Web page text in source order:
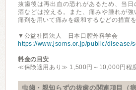
抜歯後は再出血の恐れがあるため、当日
酒などは控える。また、痛みや腫れが強
痛剤を用いて痛みを緩和するなどの措置を
▼公益社団法人 日本口腔外科学会
https://www.jsoms.or.jp/public/disease/
料金の目安
≪保険適用あり≫ 1,500円～10,000円程度
虫歯・親知らずの抜歯の関連項目（病